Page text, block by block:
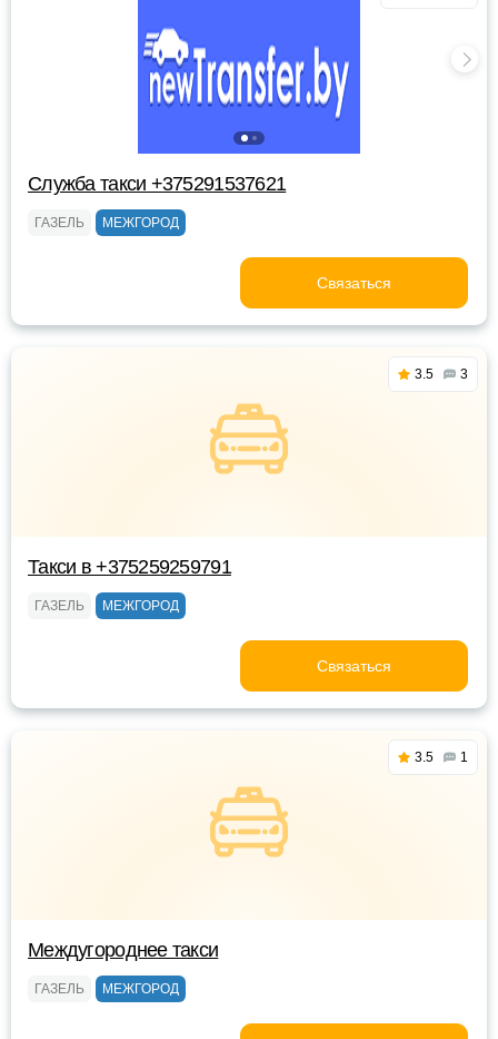
Служба такси +375291537621
ГАЗЕЛЬ МЕЖГОРОД
Связаться
3.5 3
Такси в +375259259791
ГАЗЕЛЬ МЕЖГОРОД
Связаться
3.5 1
Междугороднее такси
ГАЗЕЛЬ МЕЖГОРОД